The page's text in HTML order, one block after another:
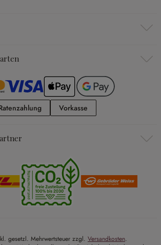
Ratenzahlung
Vorkasse
gesetzl. Mehrwertsteuer zzgl. Versandkosten.